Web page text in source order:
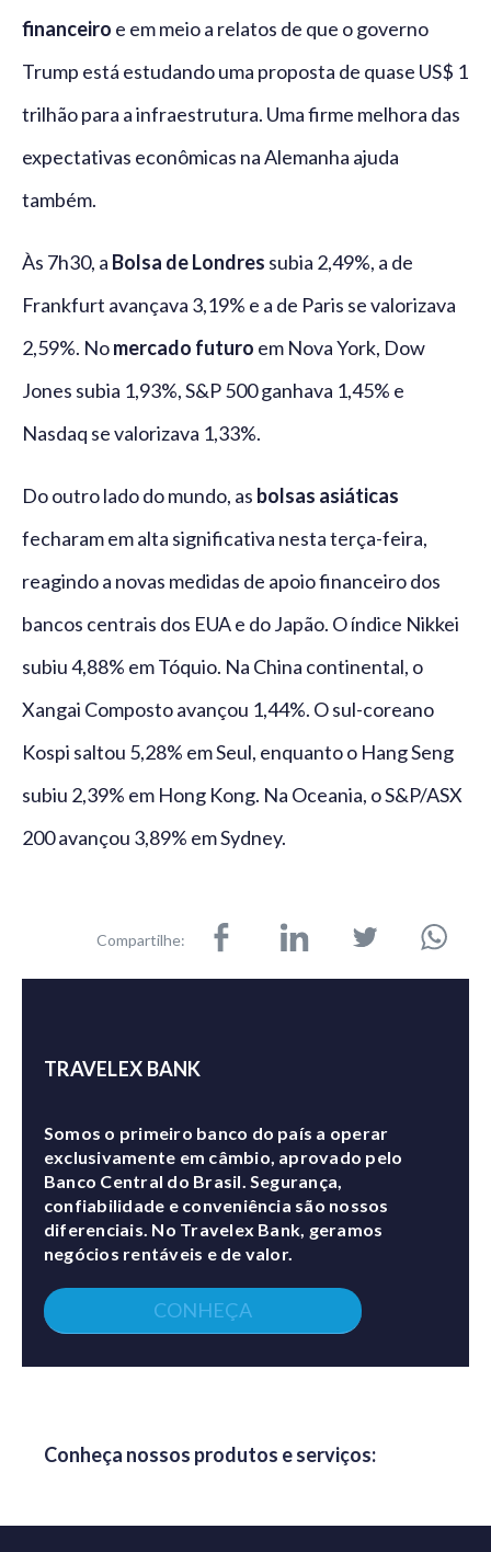
financeiro e em meio a relatos de que o governo
Trump está estudando uma proposta de quase US$ 1
trilhão para a infraestrutura. Uma firme melhora das
expectativas econômicas na Alemanha ajuda
também.
Às 7h30, a Bolsa de Londres subia 2,49%, a de
Frankfurt avançava 3,19% e a de Paris se valorizava
2,59%. Nomercado futuro em Nova York, Dow
Jones subia 1,93%, S&P 500 ganhava 1,45% e
Nasdaq se valorizava 1,33%.
Do outro lado do mundo, as bolsas asiáticas
fecharam em alta significativa nesta terça-feira,
reagindo a novas medidas de apoio financeiro dos
bancos centrais dos EUA e do Japão. O índice Nikkei
subiu 4,88% em Tóquio. Na China continental, o
Xangai Composto avançou 1,44%. O sul-coreano
Kospi saltou 5,28% em Seul, enquanto o Hang Seng
subiu 2,39% em Hong Kong. Na Oceania, o S&P/ASX
200 avançou 3,89% em Sydney.
Compartilhe:
TRAVELEX BANK
Somos o primeiro banco do país a operar
exclusivamente em câmbio, aprovado pelo
Banco Central do Brasil. Segurança,
confiabilidade e conveniência são nossos
diferenciais. No Travelex Bank, geramos
negócios rentáveis e de valor.
CONHEÇA
Conheça nossos produtos e serviços: